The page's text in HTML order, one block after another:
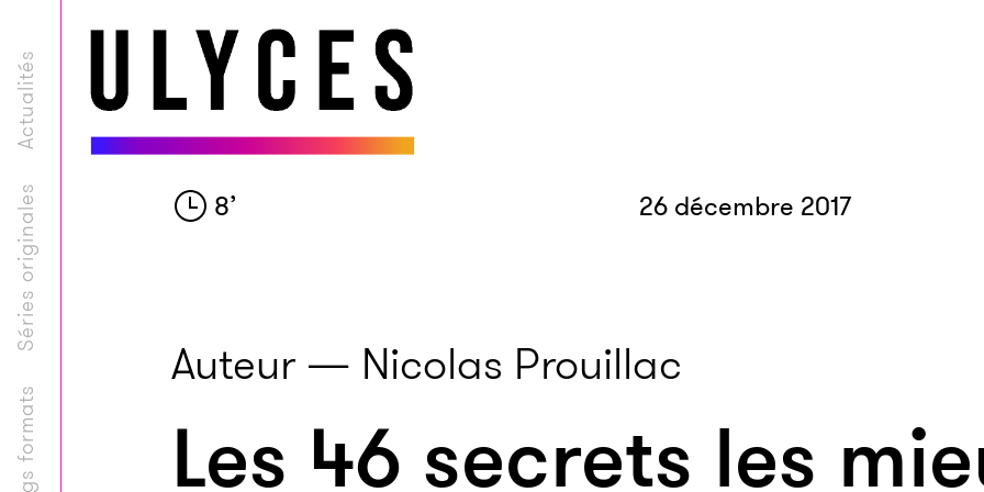
Longs formats
Séries originales
Actualités
8’ 26 décembre 2017
Auteur — Nicolas Prouillac
Les 46 secrets les